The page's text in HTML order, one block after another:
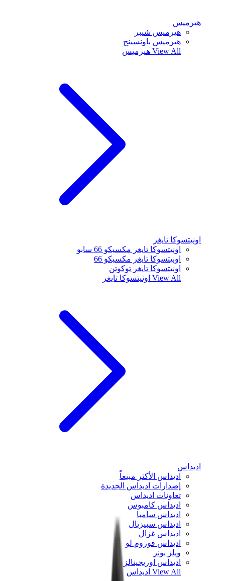
هيرميس
هيرميس شيبر
هيرميس باونسينج
View All هيرميس
اونيتسوكا تايغر
اونيتسوكا تايغر مكسيكو 66 سابو
اونيتسوكا تايغر مكسيكو 66
اونيتسوكا تايغر توكوتن
View All اونيتسوكا تايغر
اديداس
اديداس الأكثر مبيعاً
إصدارات اديداس الجديدة
تعاونات اديداس
اديداس كامبوس
اديداس سامبا
اديداس سبيزيال
اديداس غزال
اديداس فوروم لو
ويلز بونر
اديداس اوريجينالز
View All اديداس